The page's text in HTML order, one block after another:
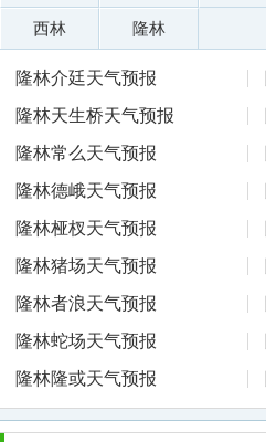
西林 隆林
隆林介廷天气预报
隆林天生桥天气预报
隆林常么天气预报
隆林德峨天气预报
隆林桠杈天气预报
隆林猪场天气预报
隆林者浪天气预报
隆林蛇场天气预报
隆林隆或天气预报